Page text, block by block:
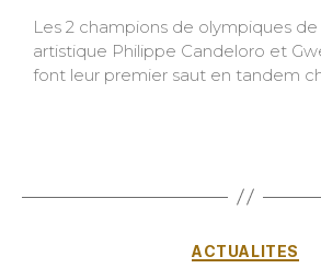
Les 2 champions de olympiques
artistique Philippe Candeloro et
font leur premier saut en tandem
ACTUALITES